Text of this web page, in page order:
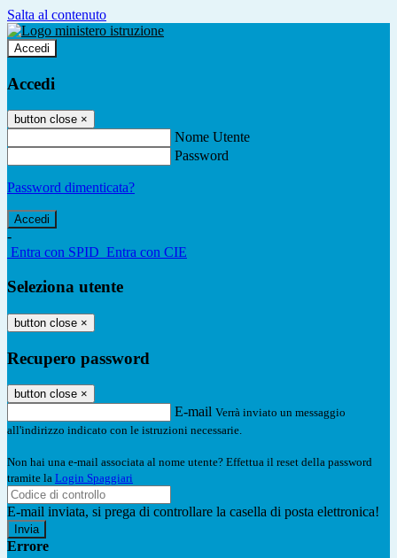
Salta al contenuto
Accedi
Accedi
button close ×
Nome Utente
Password
Password dimenticata?
-
Entra con SPID Entra con CIE
Seleziona utente
button close ×
Recupero password
button close ×
E-mail Verrà inviato un messaggio
all'indirizzo indicato con le istruzioni necessarie.
Non hai una e-mail associata al nome utente? Effettua il reset della password
tramite la Login Spaggiari
E-mail inviata, si prega di controllare la casella di posta elettronica!
Errore